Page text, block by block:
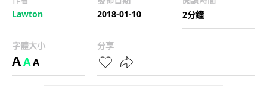
Lawton
2018-01-10
2分鐘
字體大小
AAA
分享